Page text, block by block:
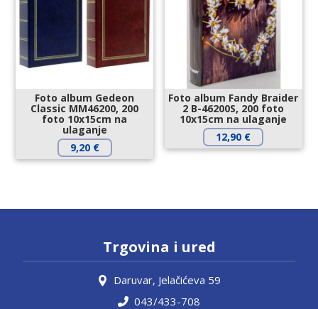
Foto album Gedeon
Classic MM46200, 200
foto 10x15cm na
ulaganje
9,20 €
Foto album Fandy Braider
2 B-46200S, 200 foto
10x15cm na ulaganje
12,90 €
Trgovina i ured
Daruvar, Jelačićeva 59
043/433-708